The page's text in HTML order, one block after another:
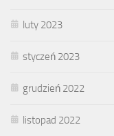
luty 2023
styczeń 2023
grudzień 2022
listopad 2022